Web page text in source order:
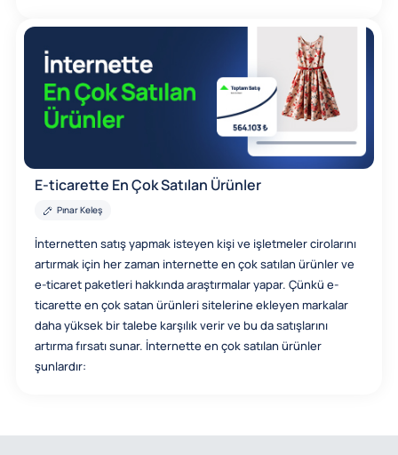
E-ticarette En Çok Satılan Ürünler
Pınar Keleş
İnternetten satış yapmak isteyen kişi ve işletmeler cirolarını
artırmak için her zaman internette en çok satılan ürünler ve
e-ticaret paketleri hakkında araştırmalar yapar. Çünkü e-
ticarette en çok satan ürünleri sitelerine ekleyen markalar
daha yüksek bir talebe karşılık verir ve bu da satışlarını
artırma fırsatı sunar. İnternette en çok satılan ürünler
şunlardır: